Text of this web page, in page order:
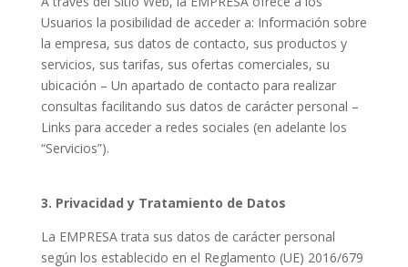
Usuarios la posibilidad de acceder a: Información sobre
la empresa, sus datos de contacto, sus productos y
servicios, sus tarifas, sus ofertas comerciales, su
ubicación – Un apartado de contacto para realizar
consultas facilitando sus datos de carácter personal –
Links para acceder a redes sociales (en adelante los
“Servicios”).
3. Privacidad y Tratamiento de Datos
La EMPRESA trata sus datos de carácter personal
según los establecido en el Reglamento (UE) 2016/679